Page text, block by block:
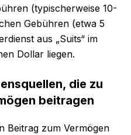
(typischerweise 10-
Gebühren (etwa 5
aus „Suits“ im
Dollar liegen.
die zu
beitragen
Beitrag zum Vermögen